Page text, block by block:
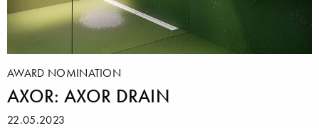
AWARD NOMINATION
AXOR: AXOR DRAIN
22.05.2023